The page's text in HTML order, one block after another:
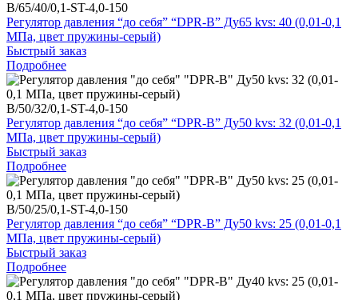
B/65/40/0,1-ST-4,0-150
Регулятор давления “до себя” “DPR-B” Ду65 kvs: 40 (0,01-0,1
МПа, цвет пружины-серый)
Быстрый заказ
Подробнее
B/50/32/0,1-ST-4,0-150
Регулятор давления “до себя” “DPR-B” Ду50 kvs: 32 (0,01-0,1
МПа, цвет пружины-серый)
Быстрый заказ
Подробнее
B/50/25/0,1-ST-4,0-150
Регулятор давления “до себя” “DPR-B” Ду50 kvs: 25 (0,01-0,1
МПа, цвет пружины-серый)
Быстрый заказ
Подробнее